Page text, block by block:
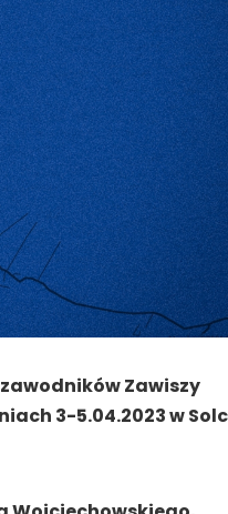
zawodników Zawiszy
3-5.04.2023 w